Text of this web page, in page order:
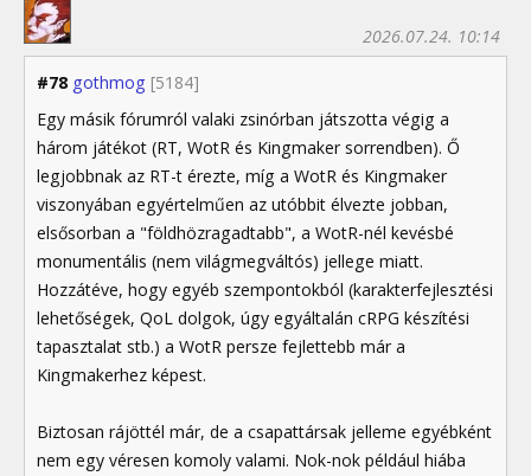
#78 gothmog [5184]
2026.07.24. 10:14
Egy másik fórumról valaki zsinórban játszotta végig a
három játékot (RT, WotR és Kingmaker sorrendben). Ő
legjobbnak az RT-t érezte, míg a WotR és Kingmaker
viszonyában egyértelműen az utóbbit élvezte jobban,
elsősorban a "földhözragadtabb", a WotR-nél kevésbé
monumentális (nem világmegváltós) jellege miatt.
Hozzátéve, hogy egyéb szempontokból (karakterfejlesztési
lehetőségek, QoL dolgok, úgy egyáltalán cRPG készítési
tapasztalat stb.) a WotR persze fejlettebb már a
Kingmakerhez képest.
Biztosan rájöttél már, de a csapattársak jelleme egyébként
nem egy véresen komoly valami. Nok-nok például hiába